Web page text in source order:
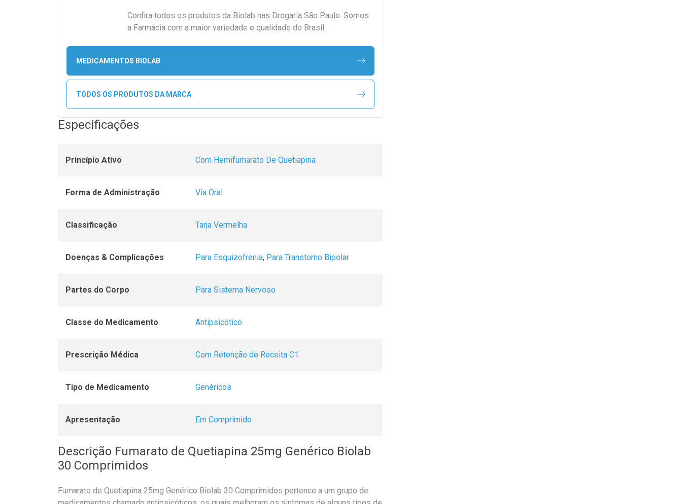
Confira todos os produtos da Biolab nas Drogaria São Paulo. Somos
a Farmácia com a maior variedade e qualidade do Brasil.
MEDICAMENTOS BIOLAB
TODOS OS PRODUTOS DA MARCA
Especificações
Princípio Ativo Com Hemifumarato De Quetiapina
Forma de Administração Via Oral
Classificação Tarja Vermelha
Doenças & Complicações Para Esquizofrenia, Para Transtorno Bipolar
Partes do Corpo Para Sistema Nervoso
Classe do Medicamento Antipsicótico
Prescrição Médica Com Retenção de Receita C1
Tipo de Medicamento Genéricos
Apresentação Em Comprimido
Descrição Fumarato de Quetiapina 25mg Genérico Biolab
30 Comprimidos
Fumarato de Quetiapina 25mg Genérico Biolab 30 Comprimidos pertence a um grupo de